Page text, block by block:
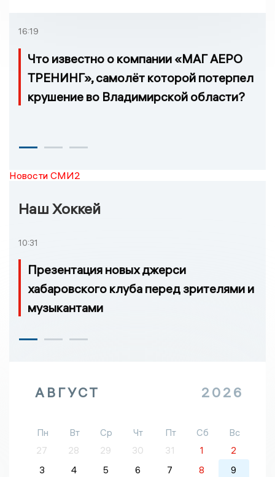
16:19
Что известно о компании «МАГ АЕРО
ТРЕНИНГ», самолёт которой потерпел
крушение во Владимирской области?
Новости СМИ2
Наш Хоккей
10:31
Презентация новых джерси
хабаровского клуба перед зрителями и
музыкантами
АВГУСТ 2026
Пн Вт Ср Чт Пт Сб
Вс
27
28 29 30 31 1
2
3
4 5 6 7 8
9